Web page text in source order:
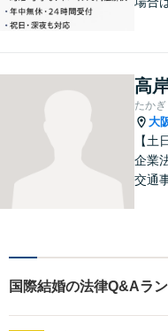
相談
高
たか
大
【土
企業
交通
国際結婚の法律Q&Aラ